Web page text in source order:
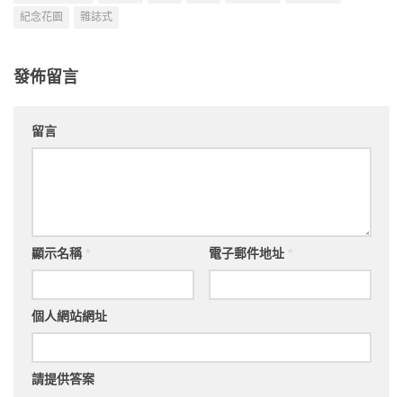
紀念花園
雜誌式
發佈留言
留言
顯示名稱 電子郵件地址
個人網站網址
請提供答案